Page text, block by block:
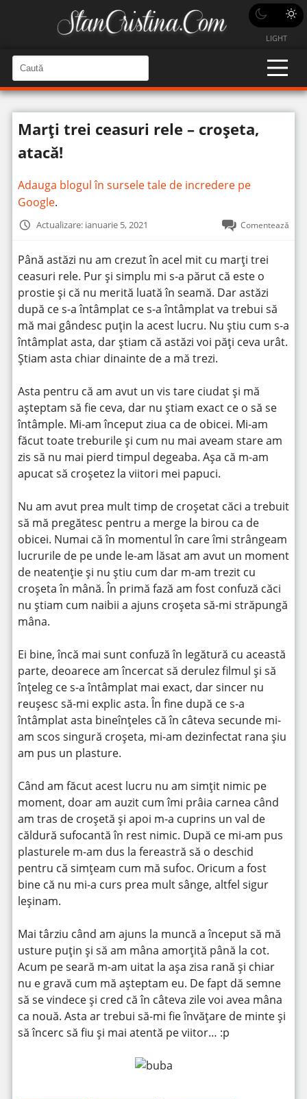
LIGHT
a
u
t
C
a
u
î
n
i
t
Marți trei ceasuri rele – croșeta,
atacă!
Adauga blogul în sursele tale de incredere pe
Google.
Actualizare: ianuarie 5, 2021 Comentează
Până astăzi nu am crezut în acel mit cu marți trei
ceasuri rele. Pur și simplu mi s-a părut că este o
prostie și că nu merită luată în seamă. Dar astăzi
după ce s-a întâmplat ce s-a întâmplat va trebui să
mă mai gândesc puțin la acest lucru. Nu știu cum s-a
întâmplat asta, dar știam că astăzi voi păți ceva urât.
Știam asta chiar dinainte de a mă trezi.
Asta pentru că am avut un vis tare ciudat și mă
așteptam să fie ceva, dar nu știam exact ce o să se
întâmple. Mi-am început ziua ca de obicei. Mi-am
făcut toate treburile și cum nu mai aveam stare am
zis să nu mai pierd timpul degeaba. Așa că m-am
apucat să croșetez la viitori mei papuci.
Nu am avut prea mult timp de croșetat căci a trebuit
să mă pregătesc pentru a merge la birou ca de
obicei. Numai că în momentul în care îmi strângeam
lucrurile de pe unde le-am lăsat am avut un moment
de neatenție și nu știu cum dar m-am trezit cu
croșeta în mână. În primă fază am fost confuză căci
nu știam cum naibii a ajuns croșeta să-mi străpungă
mâna.
Ei bine, încă mai sunt confuză în legătură cu această
parte, deoarece am încercat să derulez filmul și să
înțeleg ce s-a întâmplat mai exact, dar sincer nu
reușesc să-mi explic asta. În fine după ce s-a
întâmplat asta bineînțeles că în câteva secunde mi-
am scos singură croșeta, mi-am dezinfectat rana șiu
am pus un plasture.
Când am făcut acest lucru nu am simțit nimic pe
moment, doar am auzit cum îmi prâia carnea când
am tras de croșetă și apoi m-a cuprins un val de
căldură sufocantă în rest nimic. După ce mi-am pus
plasturele m-am dus la fereastră să o deschid
pentru că simțeam cum mă sufoc. Oricum a fost
bine că nu mi-a curs prea mult sânge, altfel sigur
leșinam.
Mai târziu când am ajuns la muncă a început să mă
usture puțin și să am mâna amorțită până la cot.
Acum pe seară m-am uitat la așa zisa rană și chiar
nu e gravă cum mă așteptam eu. De fapt dă semne
să se vindece și cred că în câteva zile voi avea mâna
ca nouă. Asta ar trebui să-mi fie învățare de minte și
să încerc să fiu și mai atentă pe viitor… :p